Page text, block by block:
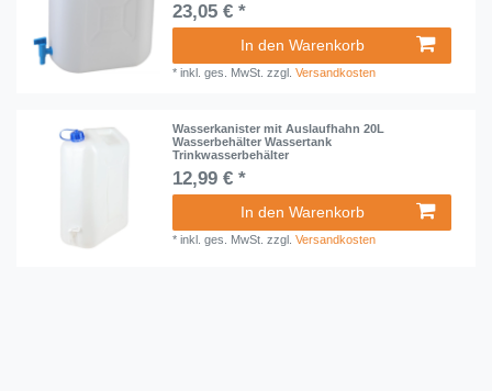
23,05 € *
In den Warenkorb
*inkl. ges. MwSt. zzgl.Versandkosten
Wasserkanister mit Auslaufhahn 20L
Wasserbehälter Wassertank
Trinkwasserbehälter
12,99 € *
In den Warenkorb
*inkl. ges. MwSt. zzgl.Versandkosten